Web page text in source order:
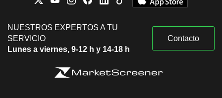
NUESTROS EXPERTOS A TU
SERVICIO
Lunes a viernes, 9-12 h y 14-18 h
Contacto